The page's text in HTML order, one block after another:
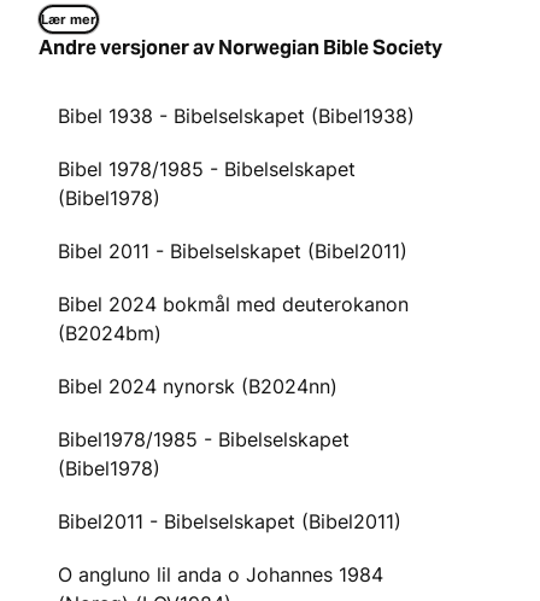
Lær mer
Andre versjoner av Norwegian Bible Society
Bibel 1938 - Bibelselskapet (Bibel1938)
Bibel 1978/1985 - Bibelselskapet
(Bibel1978)
Bibel 2011 - Bibelselskapet (Bibel2011)
Bibel 2024 bokmål med deuterokanon
(B2024bm)
Bibel 2024 nynorsk (B2024nn)
Bibel1978/1985 - Bibelselskapet
(Bibel1978)
Bibel2011 - Bibelselskapet (Bibel2011)
O angluno lil anda o Johannes 1984